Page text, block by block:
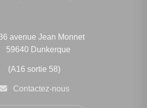
avenue Jean Monnet
59640 Dunkerque
(A16 sortie 58)
Contactez-nous